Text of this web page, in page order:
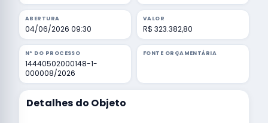
ABERTURA
04/06/2026 09:30
VALOR
R$ 323.382,80
Nº DO PROCESSO
14440502000148-1-
000008/2026
FONTE ORÇAMENTÁRIA
Detalhes do Objeto